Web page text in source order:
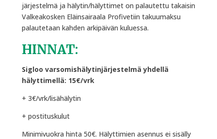
järjestelmä ja hälytin/hälyttimet on palautettu takaisin
Valkeakosken Eläinsairaala Profivetiin takuumaksu
palautetaan kahden arkipäivän kuluessa.
HINNAT:
Sigloo varsomishälytinjärjestelmä yhdellä
hälyttimellä: 15€/vrk
+ 3€/vrk/lisähälytin
+ postituskulut
Minimivuokra hinta 50€. Hälyttimien asennus ei sisälly